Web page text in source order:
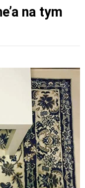
na tym